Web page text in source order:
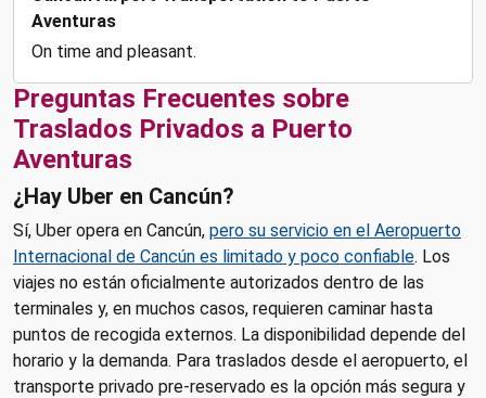
Aventuras
On time and pleasant.
Preguntas Frecuentes sobre
Traslados Privados a Puerto
Aventuras
¿Hay Uber en Cancún?
Sí, Uber opera en Cancún, pero su servicio en el Aeropuerto
Internacional de Cancún es limitado y poco confiable. Los
viajes no están oficialmente autorizados dentro de las
terminales y, en muchos casos, requieren caminar hasta
puntos de recogida externos. La disponibilidad depende del
horario y la demanda. Para traslados desde el aeropuerto, el
transporte privado pre-reservado es la opción más segura y